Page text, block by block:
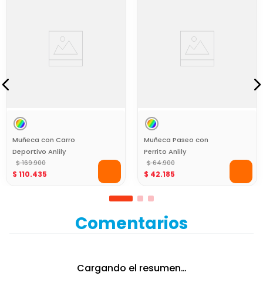
Muñeca con Carro
Deportivo Anlily
$ 169.900
$ 110.435
Muñeca Paseo con
Perrito Anlily
$ 64.900
$ 42.185
Comentarios
Cargando el resumen…